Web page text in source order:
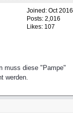
Joined: Oct 2016
Posts: 2,016
Likes: 107
muss diese "Pampe"
werden.